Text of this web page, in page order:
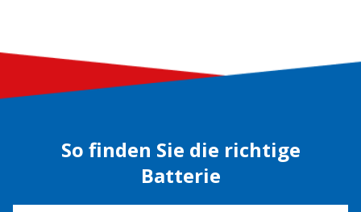
So finden Sie die richtige
Batterie